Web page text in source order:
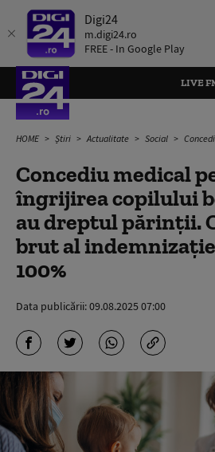
Digi24
m.digi24.ro
FREE - In Google Play
LIVE
HOME Știri Actualitate Social Concediu medical
Concediu medical
îngrijirea copilului
au dreptul părinții.
brut al
100%
Data publicării:09.08.2025 07:00